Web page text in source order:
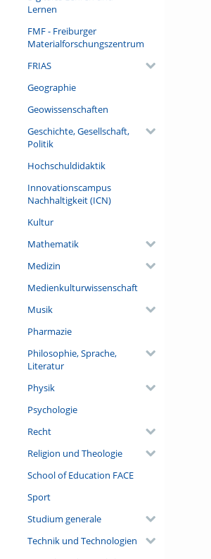
Lernen
FMF - Freiburger
Materialforschungszentrum
FRIAS
Geographie
Geowissenschaften
Geschichte, Gesellschaft,
Politik
Hochschuldidaktik
Innovationscampus
Nachhaltigkeit (ICN)
Kultur
Mathematik
Medizin
Medienkulturwissenschaft
Musik
Pharmazie
Philosophie, Sprache,
Literatur
Physik
Psychologie
Recht
Religion und Theologie
School of Education FACE
Sport
Studium generale
Technik und Technologien